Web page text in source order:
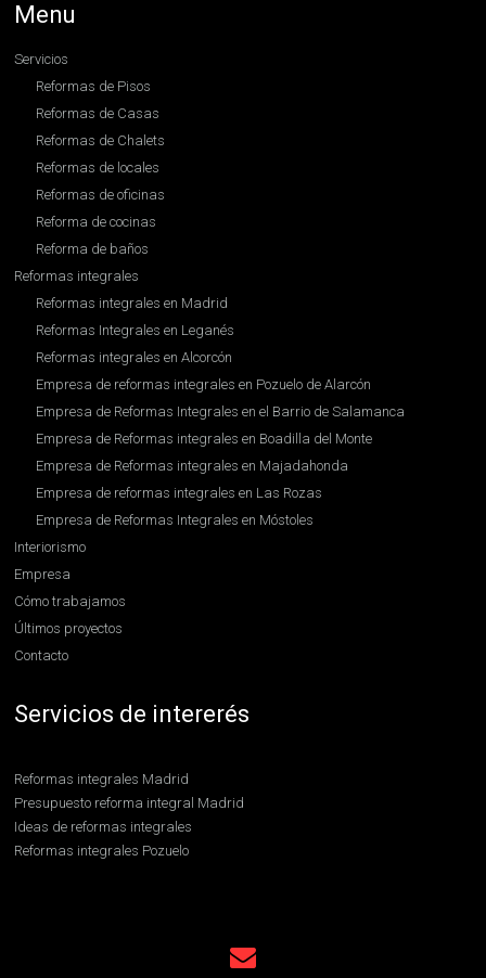
Menu
Servicios
Reformas de Pisos
Reformas de Casas
Reformas de Chalets
Reformas de locales
Reformas de oficinas
Reforma de cocinas
Reforma de baños
Reformas integrales
Reformas integrales en Madrid
Reformas Integrales en Leganés
Reformas integrales en Alcorcón
Empresa de reformas integrales en Pozuelo de Alarcón
Empresa de Reformas Integrales en el Barrio de Salamanca
Empresa de Reformas integrales en Boadilla del Monte
Empresa de Reformas integrales en Majadahonda
Empresa de reformas integrales en Las Rozas
Empresa de Reformas Integrales en Móstoles
Interiorismo
Empresa
Cómo trabajamos
Últimos proyectos
Contacto
Servicios de intererés
Reformas integrales Madrid
Presupuesto reforma integral Madrid
Ideas de reformas integrales
Reformas integrales Pozuelo